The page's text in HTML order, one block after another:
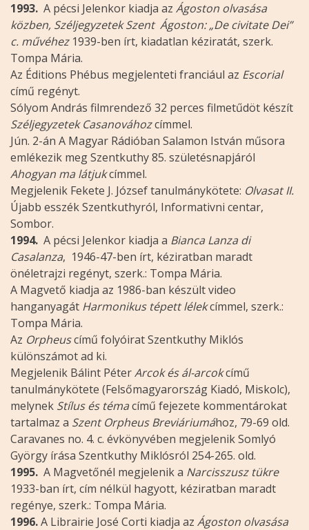
1993. A pécsi Jelenkor kiadja az Ágoston olvasása
közben, Széljegyzetek Szent Ágoston: „De civitate Dei”
c. művéhez 1939-ben írt, kiadatlan kéziratát, szerk.
Tompa Mária.
Az Éditions Phébus megjelenteti franciául az Escorial
című regényt.
Sólyom András filmrendező 32 perces filmetűdöt készít
Széljegyzetek Casanováhozcímmel.
Jún. 2-án A Magyar Rádióban Salamon István műsora
emlékezik meg Szentkuthy 85. születésnapjáról
Ahogyan ma látjukcímmel.
Megjelenik Fekete J. József tanulmánykötete: Olvasat II.
Újabb esszék Szentkuthyról, Informativni centar,
Sombor.
1994. A pécsi Jelenkor kiadja a Bianca Lanza di
Casalanza, 1946-47-ben írt, kéziratban maradt
önéletrajzi regényt, szerk.: Tompa Mária.
A Magvető kiadja az 1986-ban készült video
hanganyagát Harmonikus tépett lélekcímmel, szerk.:
Tompa Mária.
Az Orpheuscímű folyóirat Szentkuthy Miklós
különszámot ad ki.
Megjelenik Bálint PéterArcok és ál-arcokcímű
tanulmánykötete (Felsőmagyarország Kiadó, Miskolc),
melynek Stílus és témacímű fejezete kommentárokat
tartalmaz a Szent Orpheus Breviáriumához, 79-69 old.
Caravanes no. 4. c. évkönyvében megjelenik Somlyó
György írása Szentkuthy Miklósról 254-265. old.
1995. A Magvetőnél megjelenik a Narcisszusz tükre
1933-ban írt, cím nélkül hagyott, kéziratban maradt
regénye, szerk.: Tompa Mária.
1996.A Librairie José Corti kiadja az Ágoston olvasása